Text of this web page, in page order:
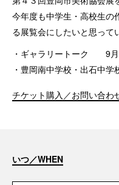
今年度も中学生・高校生の
る展覧会にしたいと思って
・ギャラリートーク 9
・豊岡南中学校・出石中
チケット購入／お問い合わ
いつ／WHEN